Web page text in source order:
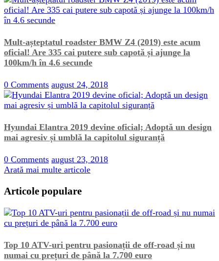
Mult-așteptatul roadster BMW Z4 (2019) este acum
oficial! Are 335 cai putere sub capotă și ajunge la
100km/h în 4.6 secunde
0 Comments august 24, 2018
Hyundai Elantra 2019 devine oficial; Adoptă un design
mai agresiv și umblă la capitolul siguranță
0 Comments august 23, 2018
Arată mai multe articole
Articole populare
Top 10 ATV-uri pentru pasionații de off-road și nu
numai cu prețuri de până la 7.700 euro